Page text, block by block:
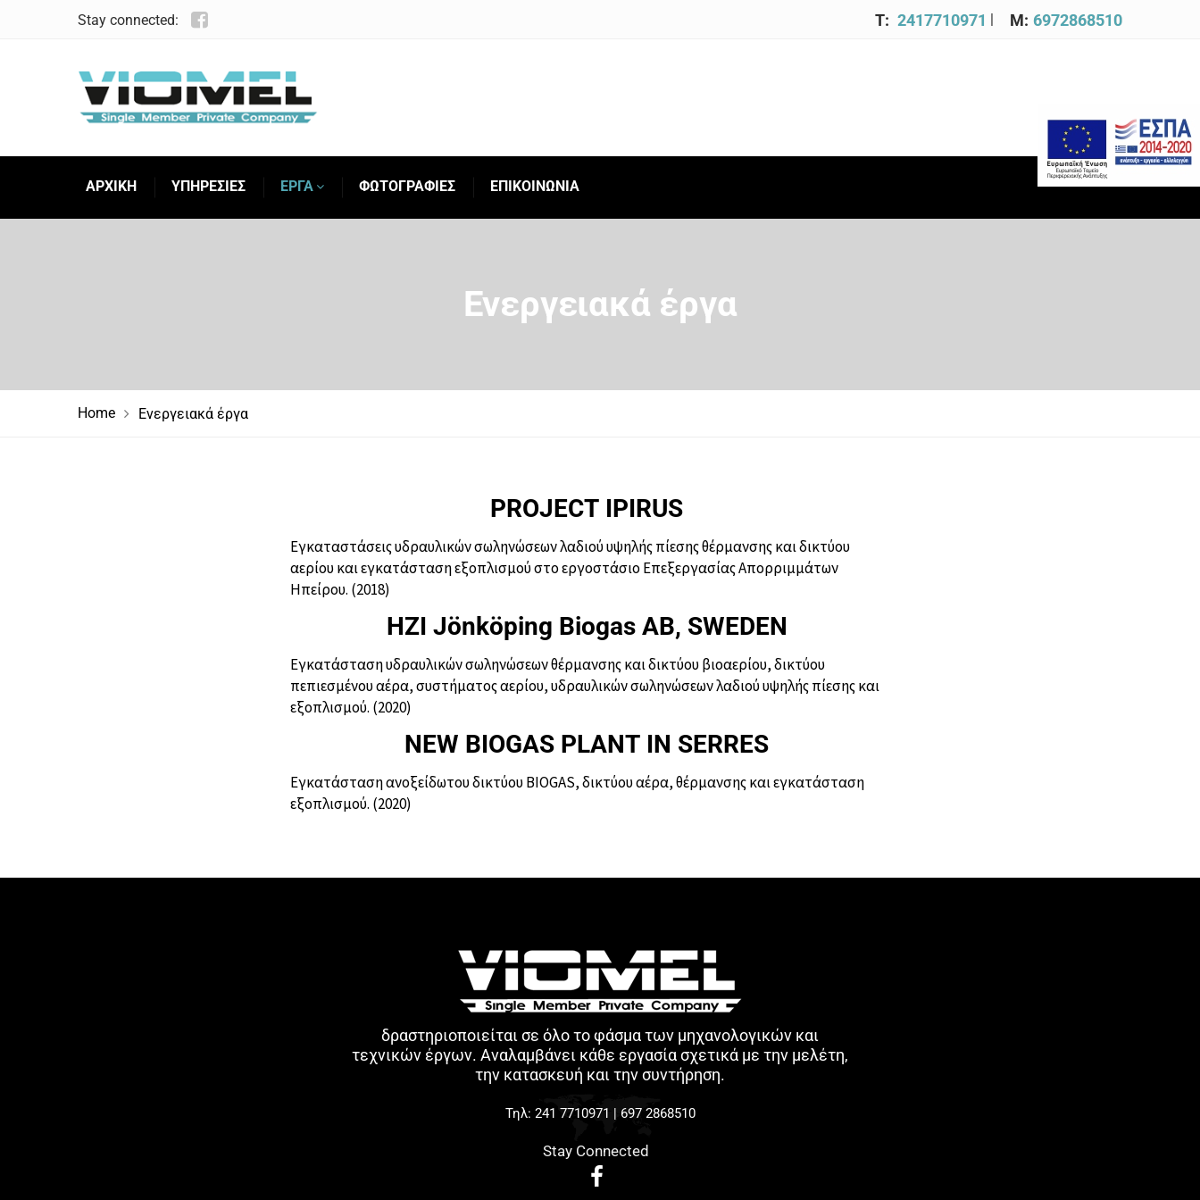
Stay connected: T: 2417710971 | M: 6972868510
ΑΡΧΙΚΗ ΥΠΗΡΕΣΙΕΣ ΕΡΓΑ ΦΩΤΟΓΡΑΦΙΕΣ ΕΠΙΚΟΙΝΩΝΙΑ
Ενεργειακά έργα
Home Ενεργειακά έργα
PROJECT IPIRUS
Εγκαταστάσεις υδραυλικών σωληνώσεων λαδιού υψηλής πίεσης θέρμανσης και δικτύου
αερίου και εγκατάσταση εξοπλισμού στο εργοστάσιο Επεξεργασίας Απορριμμάτων
Ηπείρου. (2018)
HZI Jönköping Biogas AB, SWEDEN
Εγκατάσταση υδραυλικών σωληνώσεων θέρμανσης και δικτύου βιοαερίου, δικτύου
πεπιεσμένου αέρα, συστήματος αερίου, υδραυλικών σωληνώσεων λαδιού υψηλής πίεσης και
εξοπλισμού. (2020)
NEW BIOGAS PLANT IN SERRES
Εγκατάσταση ανοξείδωτου δικτύου BIOGAS, δικτύου αέρα, θέρμανσης και εγκατάσταση
εξοπλισμού. (2020)
δραστηριοποιείται σε όλο το φάσμα των μηχανολογικών και
τεχνικών έργων. Aναλαμβάνει κάθε εργασία σχετικά με την μελέτη,
την κατασκευή και την συντήρηση.
Τηλ: 241 7710971 | 697 2868510
Stay Connected